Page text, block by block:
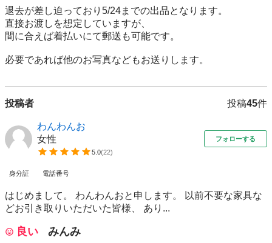
退去が差し迫っており5/24までの出品となります。
直接お渡しを想定していますが、
間に合えば着払いにて郵送も可能です。
必要であれば他のお写真などもお送りします。
投稿者 投稿45件
わんわんお
女性
5.0(22)
フォローする
身分証 電話番号
はじめまして。 わんわんおと申します。 以前不要な家具な
どお引き取りいただいた皆様、 あり...
良い みんみ